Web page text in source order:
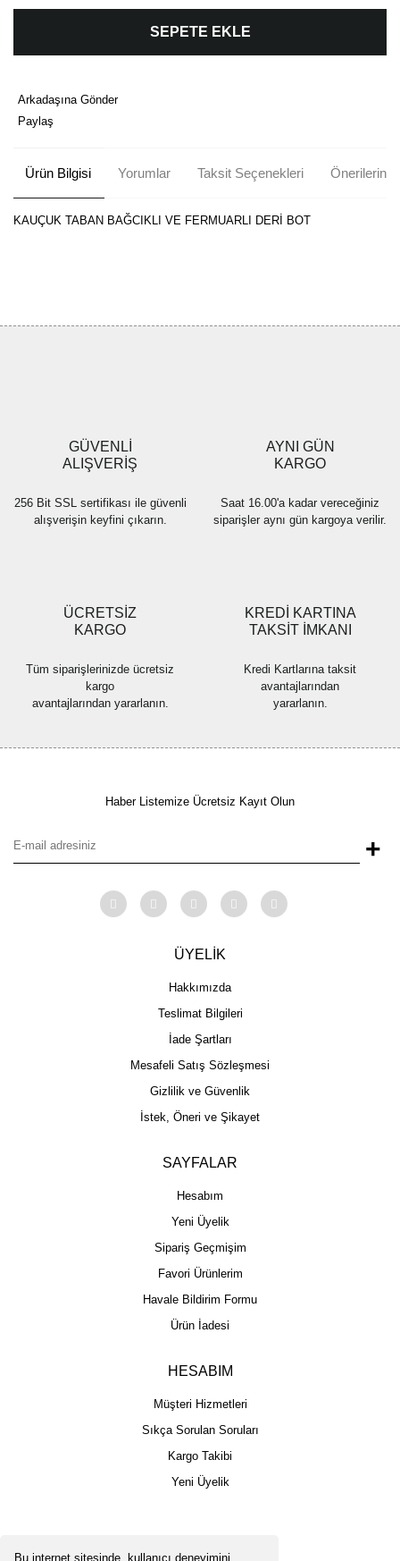
Bu internet sitesinde, kullanıcı deneyimini
SEPETE EKLE
Arkadaşına Gönder
Paylaş
Ürün Bilgisi Yorumlar Taksit Seçenekleri Önerileriniz
KAUÇUK TABAN BAĞCIKLI VE FERMUARLI DERİ BOT
Ürün fiyatı diğer sitelerden daha pahalı.
Bu ürüne benzer farklı alternatifler olmalı.
GÜVENLİ
ALIŞVERİŞ
256 Bit SSL sertifikası ile güvenli
alışverişin keyfini çıkarın.
AYNI GÜN
KARGO
Saat 16.00'a kadar vereceğiniz
siparişler aynı gün kargoya verilir.
ÜCRETSİZ
KARGO
Tüm siparişlerinizde ücretsiz
kargo
avantajlarından yararlanın.
KREDİ KARTINA
TAKSİT İMKANI
Kredi Kartlarına taksit
avantajlarından
yararlanın.
Haber Listemize Ücretsiz Kayıt Olun
+
ÜYELİK
Hakkımızda
Teslimat Bilgileri
İade Şartları
Mesafeli Satış Sözleşmesi
Gizlilik ve Güvenlik
İstek, Öneri ve Şikayet
SAYFALAR
Hesabım
Yeni Üyelik
Sipariş Geçmişim
Favori Ürünlerim
Havale Bildirim Formu
Ürün İadesi
HESABIM
Müşteri Hizmetleri
Sıkça Sorulan Soruları
Kargo Takibi
Yeni Üyelik